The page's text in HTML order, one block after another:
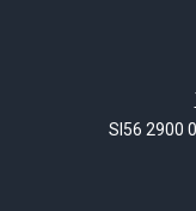
SI56 2900